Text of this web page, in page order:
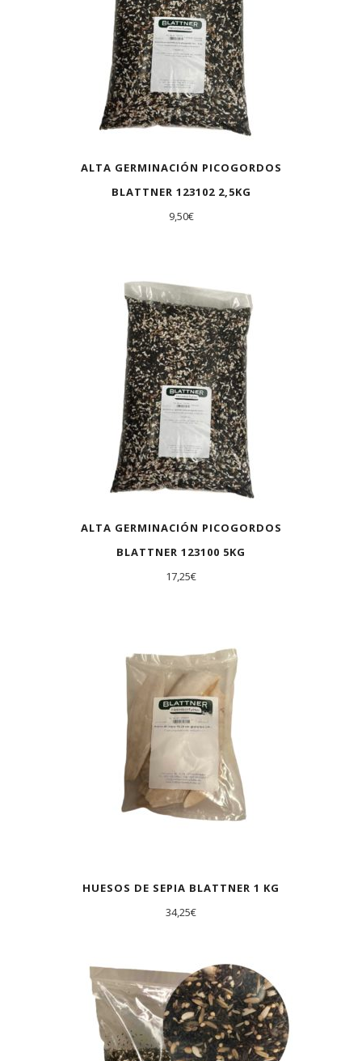
ALTA GERMINACIÓN PICOGORDOS
BLATTNER 123102 2,5KG
9,50€
ALTA GERMINACIÓN PICOGORDOS
BLATTNER 123100 5KG
17,25€
HUESOS DE SEPIA BLATTNER 1 KG
34,25€